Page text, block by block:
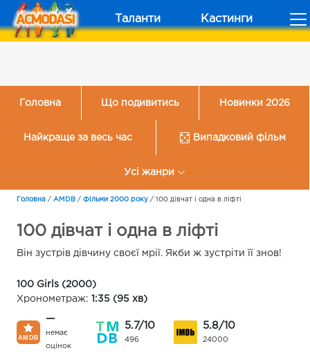
Таланти Кастинги
Головна Що подивитись Новинки 2026
Найкраще за весь час Випадковий фільм
Усі жанри
Головна / AMDB / Фільми 2000 року / 100 дівчат і одна в ліфті
100 дівчат і одна в ліфті
Він зустрів дівчину своєї мрії. Якби ж зустріти її знов!
100 Girls (2000)
Хронометраж: 1:35 (95 хв)
—
немає
оцінок
5.7/10
496
5.8/10
24000